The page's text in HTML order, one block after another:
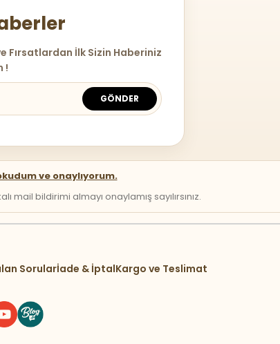
Fırsatlardan İlk Sizin Haberiniz
!
GÖNDER
ve onaylıyorum.
bildirimi almayı onaylamış sayılırsınız.
Sorularİade & İptalKargo ve Teslimat